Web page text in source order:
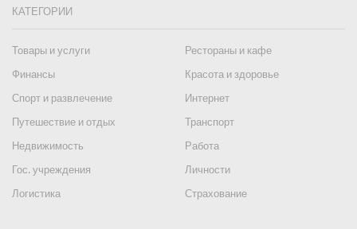
КАТЕГОРИИ
Товары и услуги
Рестораны и кафе
Финансы
Красота и здоровье
Спорт и развлечение
Интернет
Путешествие и отдых
Транспорт
Недвижимость
Работа
Гос. учреждения
Личности
Логистика
Страхование